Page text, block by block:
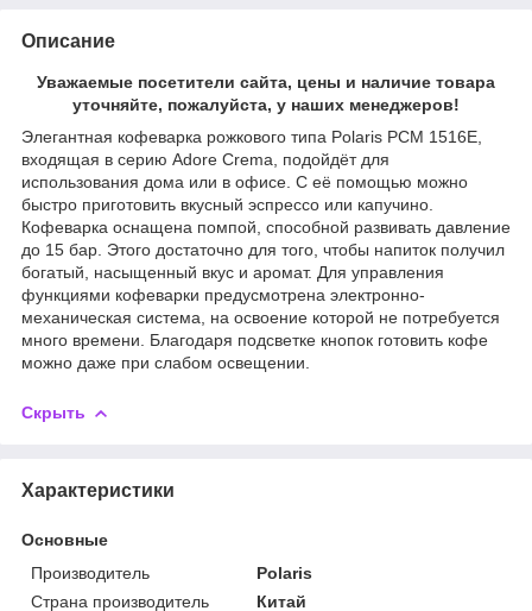
Описание
Уважаемые посетители сайта, цены и наличие товара
уточняйте, пожалуйста, у наших менеджеров!
Элегантная кофеварка рожкового типа Polaris PCM 1516E,
входящая в серию Adore Crema, подойдёт для
использования дома или в офисе. С её помощью можно
быстро приготовить вкусный эспрессо или капучино.
Кофеварка оснащена помпой, способной развивать давление
до 15 бар. Этого достаточно для того, чтобы напиток получил
богатый, насыщенный вкус и аромат. Для управления
функциями кофеварки предусмотрена электронно-
механическая система, на освоение которой не потребуется
много времени. Благодаря подсветке кнопок готовить кофе
можно даже при слабом освещении.
Скрыть
Характеристики
Основные
Производитель
Polaris
Страна производитель
Китай